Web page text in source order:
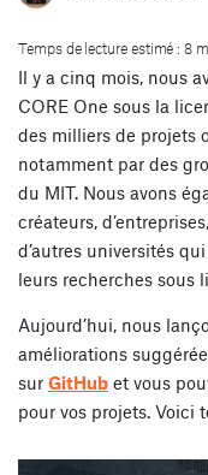
Temps de lecture estimé : 8
Il y a cinq mois, nous
CORE One sous la
des milliers de projets
notamment par des
du MIT. Nous avons
créateurs,
d’autres universités
leurs recherches sous
Aujourd’hui, nous
améliorations
sur GitHub et vous
pour vos projets. Voici